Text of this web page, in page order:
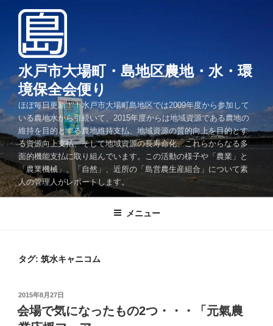
へ
キ
プ
水戸市大場町・島地区農地・水・環
境保全会便り
ほぼ毎日更新！！水戸市大場町島地区では2009年度から参加して
いる農地水から引続いて、2015年度からは地域資源である農地の
維持を目的とする農地維持支払、地域資源の質的向上を目的とす
る資源向上支払、そして地域資源の長寿命化、これらからなる多
面的機能支払に取り組んでいます。この活動の様子や「農業」と
「農業機械」、「自然」、近所の「島営農生産組合」について素
人の管理人がレポートします。
メニュー
タグ: 筑水キャニコム
投
稿
日:
2015年8月27日
会場で気になったもの2つ・・・「元氣農